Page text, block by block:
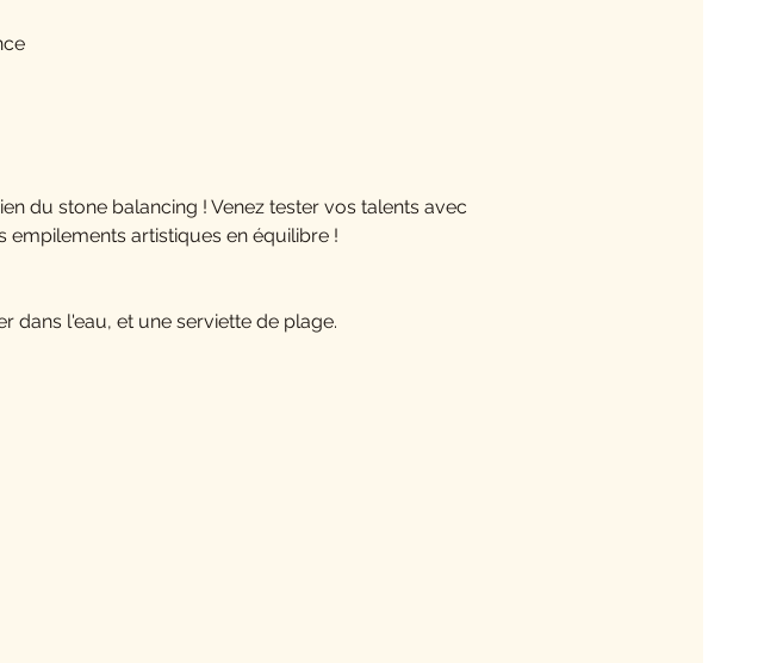
du stone balancing ! Venez tester vos talents avec
empilements artistiques en équilibre !
dans l'eau, et une serviette de plage.